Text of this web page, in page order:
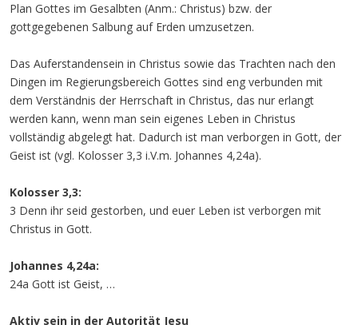
Plan Gottes im Gesalbten (Anm.: Christus) bzw. der
gottgegebenen Salbung auf Erden umzusetzen.
Das Auferstandensein in Christus sowie das Trachten nach den
Dingen im Regierungsbereich Gottes sind eng verbunden mit
dem Verständnis der Herrschaft in Christus, das nur erlangt
werden kann, wenn man sein eigenes Leben in Christus
vollständig abgelegt hat. Dadurch ist man verborgen in Gott, der
Geist ist (vgl. Kolosser 3,3 i.V.m. Johannes 4,24a).
Kolosser 3,3:
3 Denn ihr seid gestorben, und euer Leben ist verborgen mit
Christus in Gott.
Johannes 4,24a:
24a Gott ist Geist, …
Aktiv sein in der Autorität Jesu